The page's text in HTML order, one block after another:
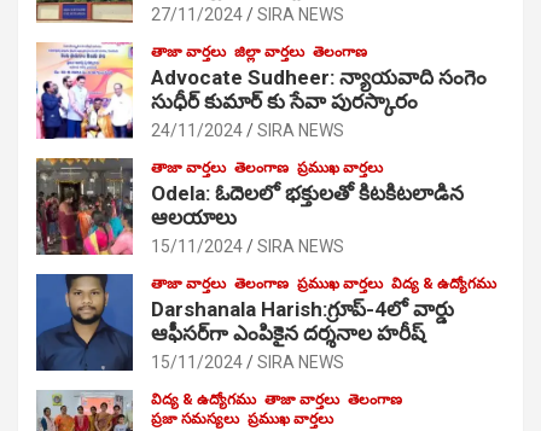
27/11/2024 SIRA NEWS
తాజా వార్తలు జిల్లా వార్తలు తెలంగాణ
Advocate Sudheer: న్యాయవాది సంగెం
సుధీర్ కుమార్ కు సేవా పురస్కారం
24/11/2024 SIRA NEWS
తాజా వార్తలు తెలంగాణ ప్రముఖ వార్తలు
Odela: ఓదెల‌లో భక్తులతో కిటకిటలాడిన
ఆల‌యాలు
15/11/2024 SIRA NEWS
తాజా వార్తలు తెలంగాణ ప్రముఖ వార్తలు విద్య & ఉద్యోగము
Darshanala Harish:గ్రూప్-4లో వార్డు
ఆఫీసర్‌గా ఎంపికైన దర్శనాల హరీష్
15/11/2024 SIRA NEWS
విద్య & ఉద్యోగము తాజా వార్తలు తెలంగాణ
ప్రజా సమస్యలు ప్రముఖ వార్తలు